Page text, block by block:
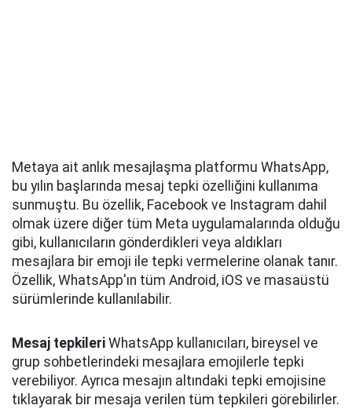
Metaya ait anlık mesajlaşma platformu WhatsApp,
bu yılın başlarında mesaj tepki özelliğini kullanıma
sunmuştu. Bu özellik, Facebook ve Instagram dahil
olmak üzere diğer tüm Meta uygulamalarında olduğu
gibi, kullanıcıların gönderdikleri veya aldıkları
mesajlara bir emoji ile tepki vermelerine olanak tanır.
Özellik, WhatsApp'ın tüm Android, iOS ve masaüstü
sürümlerinde kullanılabilir.
Mesaj tepkileri WhatsApp kullanıcıları, bireysel ve
grup sohbetlerindeki mesajlara emojilerle tepki
verebiliyor. Ayrıca mesajın altındaki tepki emojisine
tıklayarak bir mesaja verilen tüm tepkileri görebilirler.